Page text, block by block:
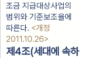
조금 지급대상사업의
범위와 기준보조율에
따른다. <개정
2011.10.26>
제4조(세대에 속하